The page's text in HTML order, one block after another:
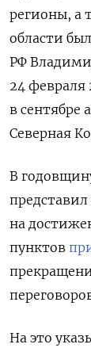
регионы, а
области
РФ
24
в сентябре
Северная
В
на
пунктов
На это